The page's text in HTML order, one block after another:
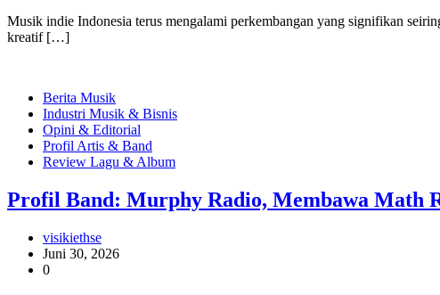
Musik indie Indonesia terus mengalami perkembangan yang signifikan
kreatif […]
Berita Musik
Industri Musik & Bisnis
Opini & Editorial
Profil Artis & Band
Review Lagu & Album
Profil Band: Murphy Radio, Membawa Math
visikiethse
Juni 30, 2026
0